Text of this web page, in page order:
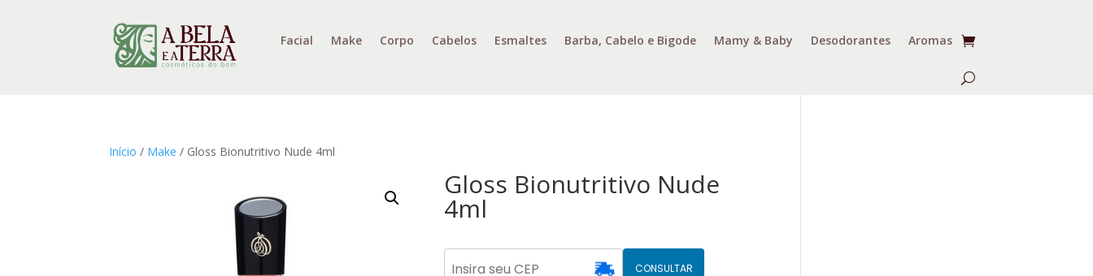
Facial Make Corpo Cabelos Esmaltes Barba, Cabelo e Bigode Mamy & Baby Desodorantes Aromas
Início / Make / Gloss Bionutritivo Nude 4ml
Gloss Bionutritivo Nude
4ml
CONSULTAR